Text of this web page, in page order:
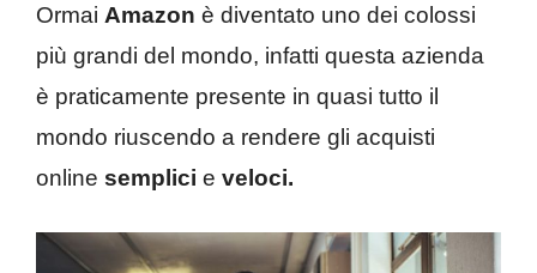
Ormai Amazon è diventato uno dei colossi
più grandi del mondo, infatti questa azienda
è praticamente presente in quasi tutto il
mondo riuscendo a rendere gli acquisti
online semplici e veloci.